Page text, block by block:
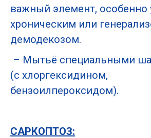
важный элемент, особенно
хроническим или
демодекозом.
– Мытьё специальными
(с хлоргексидином,
бензоилпероксидом).
САРКОПТОЗ: